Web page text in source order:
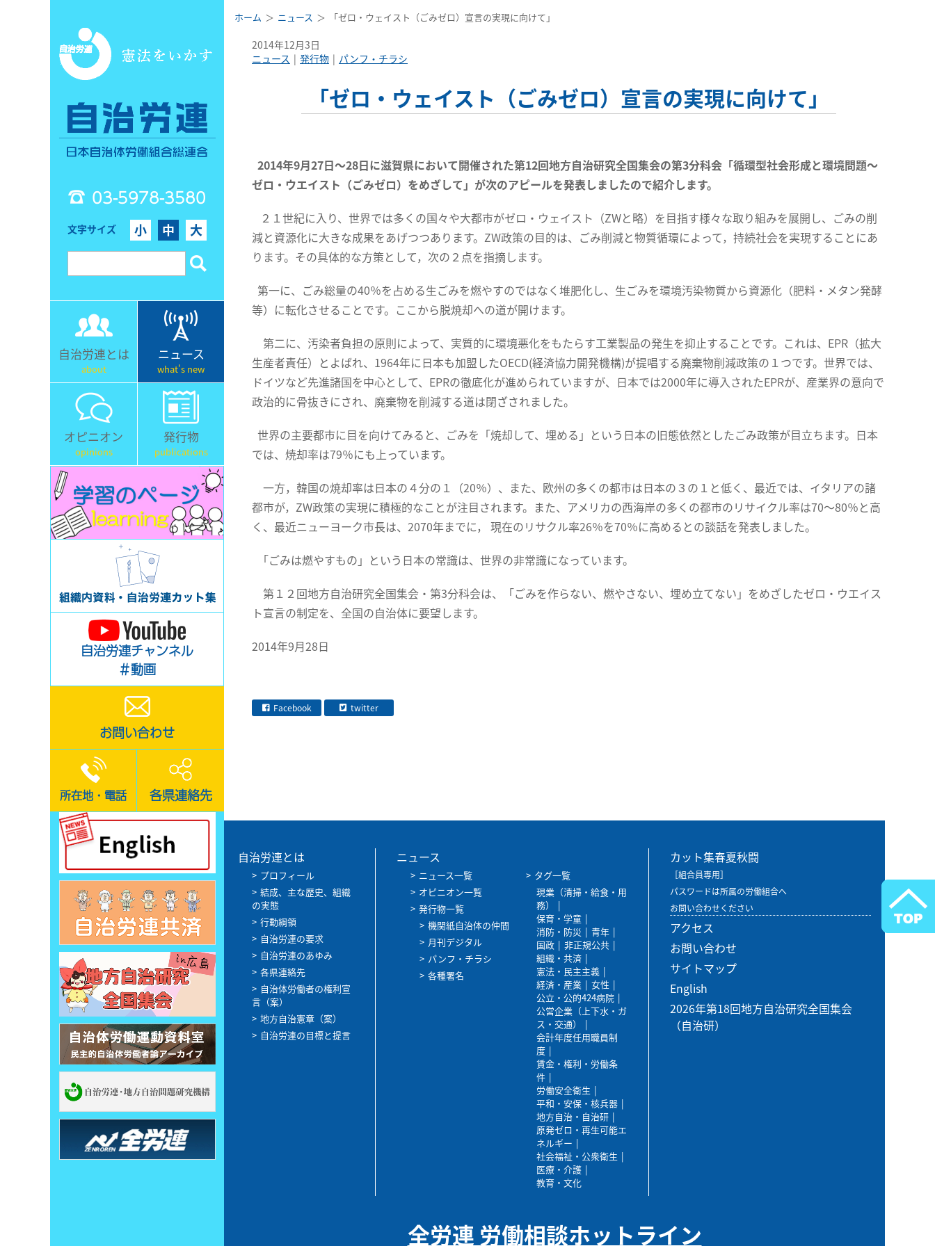
03-5978-3580
文字サイズ 小 中 大
自治労連とは
about
ニュース
what's new
オピニオン
opinions
発行物
publications
自治労連チャンネル
＃動画
お問い合わせ
所在地・電話 各県連絡先
ホーム ニュース 「ゼロ・ウェイスト（ごみゼロ）宣言の実現に向けて」
2014年12月3日
ニュース
発行物 パンフ・チラシ
「ゼロ・ウェイスト（ごみゼロ）宣言の実現に向けて」
2014年9月27日～28日に滋賀県において開催された第12回地方自治研究全国集会の第3分科会「循環型社会形成と環境問題～
ゼロ・ウエイスト（ごみゼロ）をめざして」が次のアピールを発表しましたので紹介します。
２１世紀に入り、世界では多くの国々や大都市がゼロ・ウェイスト（ZWと略）を目指す様々な取り組みを展開し、ごみの削
減と資源化に大きな成果をあげつつあります。ZW政策の目的は、ごみ削減と物質循環によって，持続社会を実現することにあ
ります。その具体的な方策として，次の２点を指摘します。
第一に、ごみ総量の40％を占める生ごみを燃やすのではなく堆肥化し、生ごみを環境汚染物質から資源化（肥料・メタン発酵
等）に転化させることです。ここから脱焼却への道が開けます。
第二に、汚染者負担の原則によって、実質的に環境悪化をもたらす工業製品の発生を抑止することです。これは、EPR（拡大
生産者責任）とよばれ、1964年に日本も加盟したOECD(経済協力開発機構)が提唱する廃棄物削減政策の１つです。世界では、
ドイツなど先進諸国を中心として、EPRの徹底化が進められていますが、日本では2000年に導入されたEPRが、産業界の意向で
政治的に骨抜きにされ、廃棄物を削減する道は閉ざされました。
世界の主要都市に目を向けてみると、ごみを「焼却して、埋める」という日本の旧態依然としたごみ政策が目立ちます。日本
では、焼却率は79％にも上っています。
一方，韓国の焼却率は日本の４分の１（20％）、また、欧州の多くの都市は日本の３の１と低く、最近では、イタリアの諸
都市が，ZW政策の実現に積極的なことが注目されます。また、アメリカの西海岸の多くの都市のリサイクル率は70〜80％と高
く、最近ニューヨーク市長は、2070年までに， 現在のリサクル率26％を70％に高めるとの談話を発表しました。
「ごみは燃やすもの」という日本の常識は、世界の非常識になっています。
第１２回地方自治研究全国集会・第3分科会は、「ごみを作らない、燃やさない、埋め立てない」をめざしたゼロ・ウエイス
ト宣言の制定を、全国の自治体に要望します。
2014年9月28日
Facebook twitter
自治労連とは
プロフィール
結成、主な歴史、組織
の実態
行動綱領
自治労連の要求
自治労連のあゆみ
各県連絡先
自治体労働者の権利宣
言（案）
地方自治憲章（案）
自治労連の目標と提言
ニュース
ニュース一覧
オピニオン一覧
発行物一覧
機関紙自治体の仲間
月刊デジタル
パンフ・チラシ
各種署名
タグ一覧
現業（清掃・給食・用
務）
保育・学童
消防・防災
青年
国政
非正規公共
組織・共済
憲法・民主主義
経済・産業
女性
公立・公的424病院
公営企業（上下水・ガ
ス・交通）
会計年度任用職員制
度
賃金・権利・労働条
件
労働安全衛生
平和・安保・核兵器
地方自治・自治研
原発ゼロ・再生可能エ
ネルギー
社会福祉・公衆衛生
医療・介護
教育・文化
カット集春夏秋闘
［組合員専用］
パスワードは所属の労働組合へ
お問い合わせください
アクセス
お問い合わせ
サイトマップ
English
2026年第18回地方自治研究全国集会
（自治研）
全労連 労働相談ホットライン